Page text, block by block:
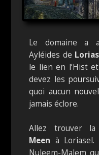
Le domaine a
Ayléides de
le lien en l’Hist
devez les
quoi aucun
jamais éclore.
Allez trouver la
Meen à Loriasel.
Nuleem-Malem